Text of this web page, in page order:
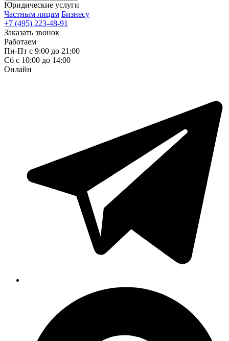
Юридические услуги
Частным лицам Бизнесу
+7 (495) 223-48-91
Заказать звонок
Работаем
Пн-Пт с 9:00 до 21:00
Сб с 10:00 до 14:00
Онлайн